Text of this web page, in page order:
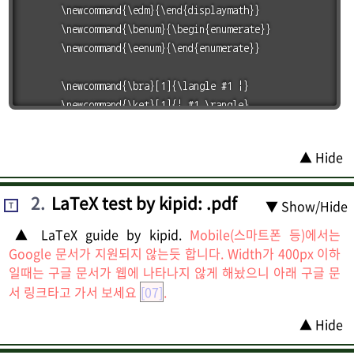
▲ Hide
T 2. LaTeX test by kipid: .pdf
▼ Show/Hide
▲ LaTeX guide by kipid. Mobile(스마트폰 등)에서는
Google 문서가 지원되지 않는듯 합니다. Width가 400px 이하
일때는 구글 문서가 웹에 나타나지 않게 해놨으니 아래 구글 문
서 링크타고 가서 보세요 [07].
▲ Hide